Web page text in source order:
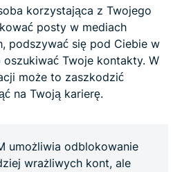
korzystająca z Twojego
posty w mediach
podszywać się pod Ciebie w
Twoje kontakty. W
może to zaszkodzić
na Twoją karierę.
umożliwia odblokowanie
wrażliwych kont, ale